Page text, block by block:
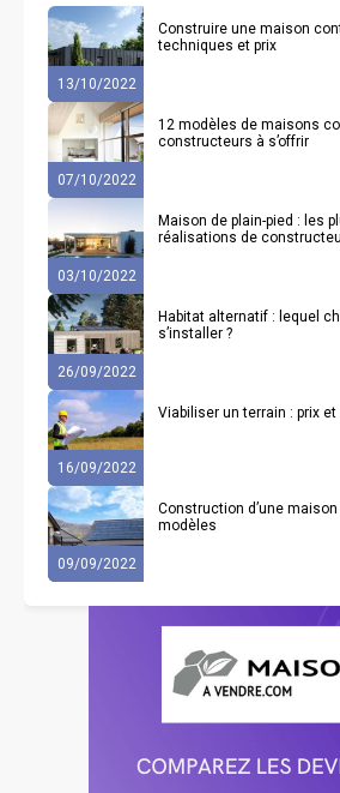
13/10/2022
Construire une maison
techniques et prix
07/10/2022
12 modèles de maisons
constructeurs à s’offrir
03/10/2022
Maison de plain-pied : les
réalisations de
26/09/2022
Habitat alternatif : lequel
s’installer ?
16/09/2022
Viabiliser un terrain : prix
09/09/2022
Construction d’une
modèles